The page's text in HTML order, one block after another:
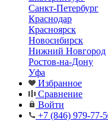
Санкт-Петербург
Краснодар
Красноярск
Новосибирск
Нижний Новгород
Ростов-на-Дону
Уфа
Избранное
Сравнение
Войти
+7 (846) 979-77-